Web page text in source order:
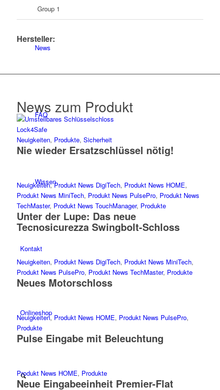
News
FAQ
Wissen
Kontakt
Onlineshop
Group 1
Hersteller:
News zum Produkt
Neuigkeiten, Produkte, Sicherheit
Nie wieder Ersatzschlüssel nötig!
Neuigkeiten,Produkt News DigiTech, Produkt News HOME,
Produkt News MiniTech, Produkt News PulsePro, Produkt News
TechMaster, Produkt News TouchManager, Produkte
Unter der Lupe: Das neue
Tecnosicurezza Swingbolt-Schloss
Neuigkeiten, Produkt News DigiTech, Produkt News MiniTech,
Produkt News PulsePro, Produkt News TechMaster, Produkte
Neues Motorschloss
Neuigkeiten, Produkt News HOME, Produkt News PulsePro,
Produkte
Pulse Eingabe mit Beleuchtung
Produkt News HOME, Produkte
Neue Eingabeeinheit Premier-Flat